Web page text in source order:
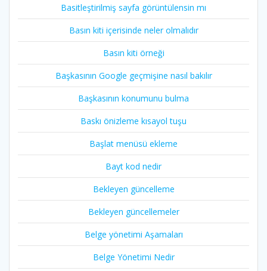
Basitleştirilmiş sayfa görüntülensin mı
Basın kiti içerisinde neler olmalıdır
Basın kiti örneği
Başkasının Google geçmişine nasıl bakılır
Başkasının konumunu bulma
Baskı önizleme kısayol tuşu
Başlat menüsü ekleme
Bayt kod nedir
Bekleyen güncelleme
Bekleyen güncellemeler
Belge yönetimi Aşamaları
Belge Yönetimi Nedir